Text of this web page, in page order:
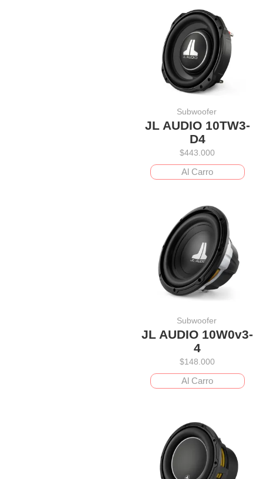
Subwoofer
JL AUDIO 10TW3-
D4
$443.000
Al Carro
Subwoofer
JL AUDIO 10W0v3-
4
$148.000
Al Carro